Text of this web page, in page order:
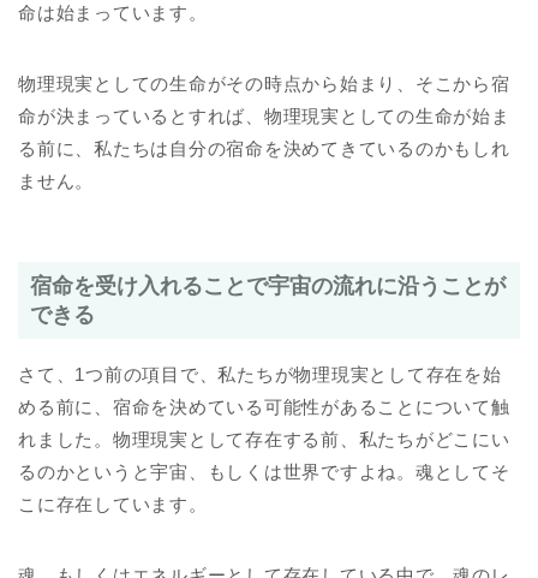
命は始まっています。
物理現実としての生命がその時点から始まり、そこから宿
命が決まっているとすれば、物理現実としての生命が始ま
る前に、私たちは自分の宿命を決めてきているのかもしれ
ません。
宿命を受け入れることで宇宙の流れに沿うことが
できる
さて、1つ前の項目で、私たちが物理現実として存在を始
める前に、宿命を決めている可能性があることについて触
れました。物理現実として存在する前、私たちがどこにい
るのかというと宇宙、もしくは世界ですよね。魂としてそ
こに存在しています。